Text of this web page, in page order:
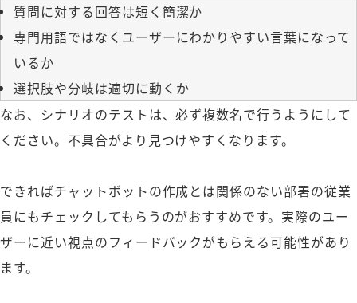
質問に対する回答は短く簡潔か
専門用語ではなくユーザーにわかりやすい言葉になって
いるか
選択肢や分岐は適切に動くか
なお、シナリオのテストは、必ず複数名で行うようにして
ください。不具合がより見つけやすくなります。
できればチャットボットの作成とは関係のない部署の従業
員にもチェックしてもらうのがおすすめです。実際のユー
ザーに近い視点のフィードバックがもらえる可能性があり
ます。